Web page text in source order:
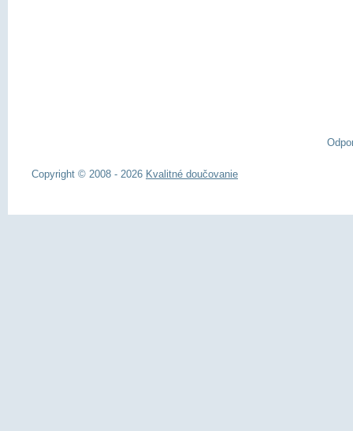
Copyright © 2008 - 2026 Kvalitné doučovanie